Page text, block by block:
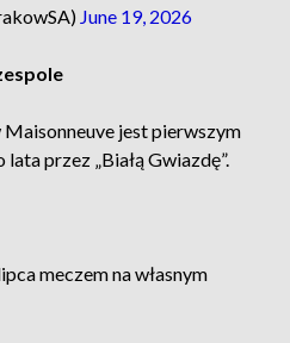
June 19, 2026
jest pierwszym
przez „Białą Gwiazdę”.
meczem na własnym